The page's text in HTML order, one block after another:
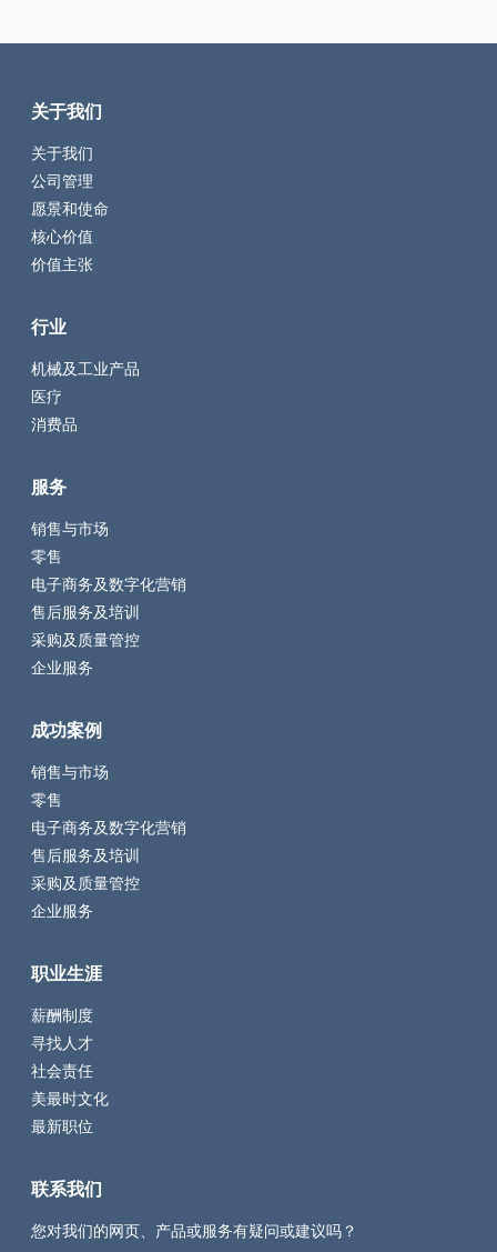
关于我们
关于我们
公司管理
愿景和使命
核心价值
价值主张
行业
机械及工业产品
医疗
消费品
服务
销售与市场
零售
电子商务及数字化营销
售后服务及培训
采购及质量管控
企业服务
成功案例
销售与市场
零售
电子商务及数字化营销
售后服务及培训
采购及质量管控
企业服务
职业生涯
薪酬制度
寻找人才
社会责任
美最时文化
最新职位
联系我们
您对我们的网页、产品或服务有疑问或建议吗？